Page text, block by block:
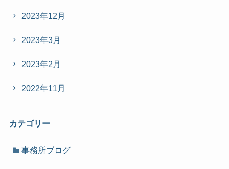
2023年12月
2023年3月
2023年2月
2022年11月
カテゴリー
事務所ブログ